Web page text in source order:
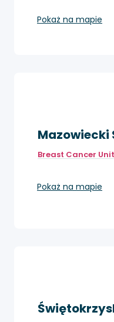
Białystok,
Pokaż na mapie
Mazowiecki
Breast Cancer Unit
Wieliszew, ul.
Pokaż na mapie